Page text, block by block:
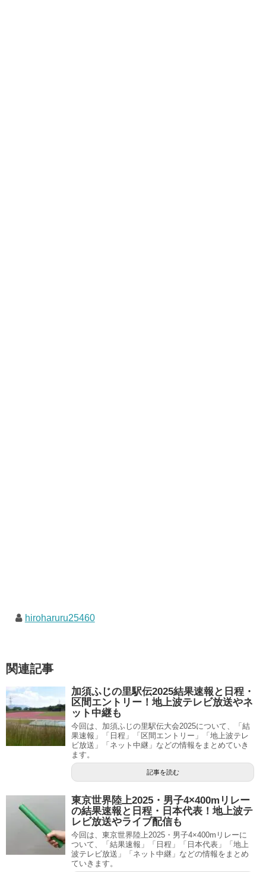
hiroharuru25460
関連記事
加須ふじの里駅伝2025結果速報と日程・
区間エントリー！地上波テレビ放送やネ
ット中継も
今回は、加須ふじの里駅伝大会2025について、「結
果速報」「日程」「区間エントリー」「地上波テレ
ビ放送」「ネット中継」などの情報をまとめていき
ます。
記事を読む
東京世界陸上2025・男子4×400mリレー
の結果速報と日程・日本代表！地上波テ
レビ放送やライブ配信も
今回は、東京世界陸上2025・男子4×400mリレーに
ついて、「結果速報」「日程」「日本代表」「地上
波テレビ放送」「ネット中継」などの情報をまとめ
ていきます。